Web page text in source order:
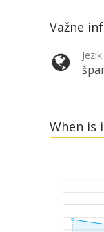
Važne
Jezik
When is